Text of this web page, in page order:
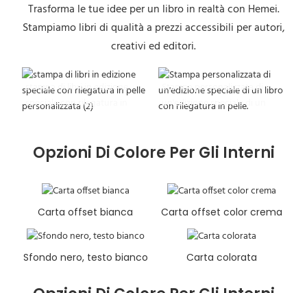
Trasforma le tue idee per un libro in realtà con Hemei.
Stampiamo libri di qualità a prezzi accessibili per autori,
creativi ed editori.
stampa di libri in edizione
speciale con rilegatura in
Stampa personalizzata di
un'edizione speciale di un
Opzioni Di Colore Per Gli Interni
Carta offset bianca Carta offset color crema
Sfondo nero, testo bianco Carta colorata